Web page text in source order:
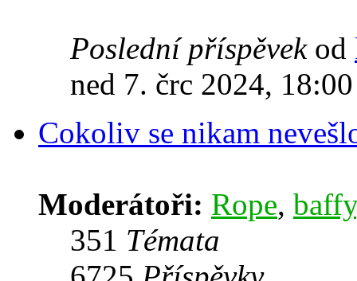
Poslední příspěvekod
ned 7. črc 2024, 18:00
Cokoliv se nikam
Moderátoři: Rope, baffy
351 Témata